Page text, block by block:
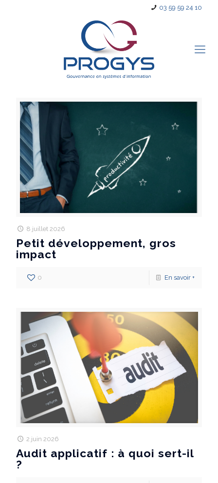
03 59 59 24 10
8 juillet 2026
Petit développement, gros
impact
0 En savoir +
2 juin 2026
Audit applicatif : à quoi sert-il
?